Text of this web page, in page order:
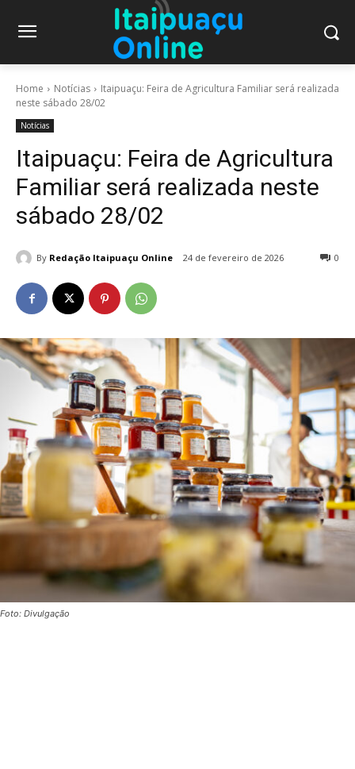
Home Notícias
Itaipuaçu: Feira de Agricultura Familiar será realizada
neste sábado 28/02
Notícias
Itaipuaçu: Feira de Agricultura
Familiar será realizada neste
sábado 28/02
By Redação Itaipuaçu Online 24 de fevereiro de 2026 0
Foto: Divulgação